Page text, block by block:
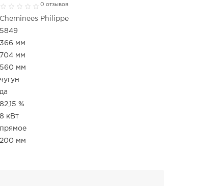
0 отзывов
Cheminees Philippe
5849
366 мм
704 мм
560 мм
чугун
да
82,15 %
8 кВт
прямое
200 мм